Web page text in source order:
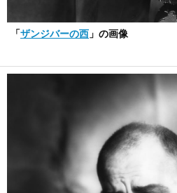
「ザンジバーの西 」の画像